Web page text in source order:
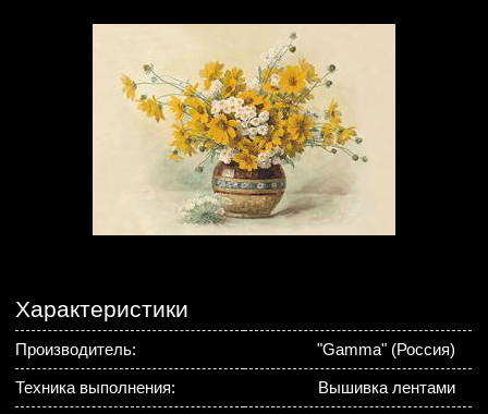
Характеристики
Производитель: "Gamma" (Россия)
Техника выполнения: Вышивка лентами